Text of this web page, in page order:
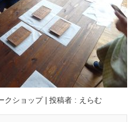
クショップ 投稿者 : えらむ